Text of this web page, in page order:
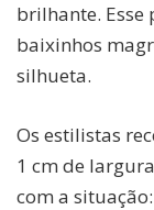
brilhante. Esse
baixinhos
silhueta.
Os estilistas
1 cm de
com a